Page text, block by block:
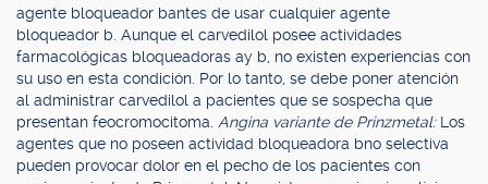
agente bloqueador bantes de usar cualquier agente
bloqueador b. Aunque el carvedilol posee actividades
farmacológicas bloqueadoras ay b, no existen experiencias con
su uso en esta condición. Por lo tanto, se debe poner atención
al administrar carvedilol a pacientes que se sospecha que
presentan feocromocitoma. Angina variante de Prinzmetal: Los
agentes que no poseen actividad bloqueadora bno selectiva
pueden provocar dolor en el pecho de los pacientes con